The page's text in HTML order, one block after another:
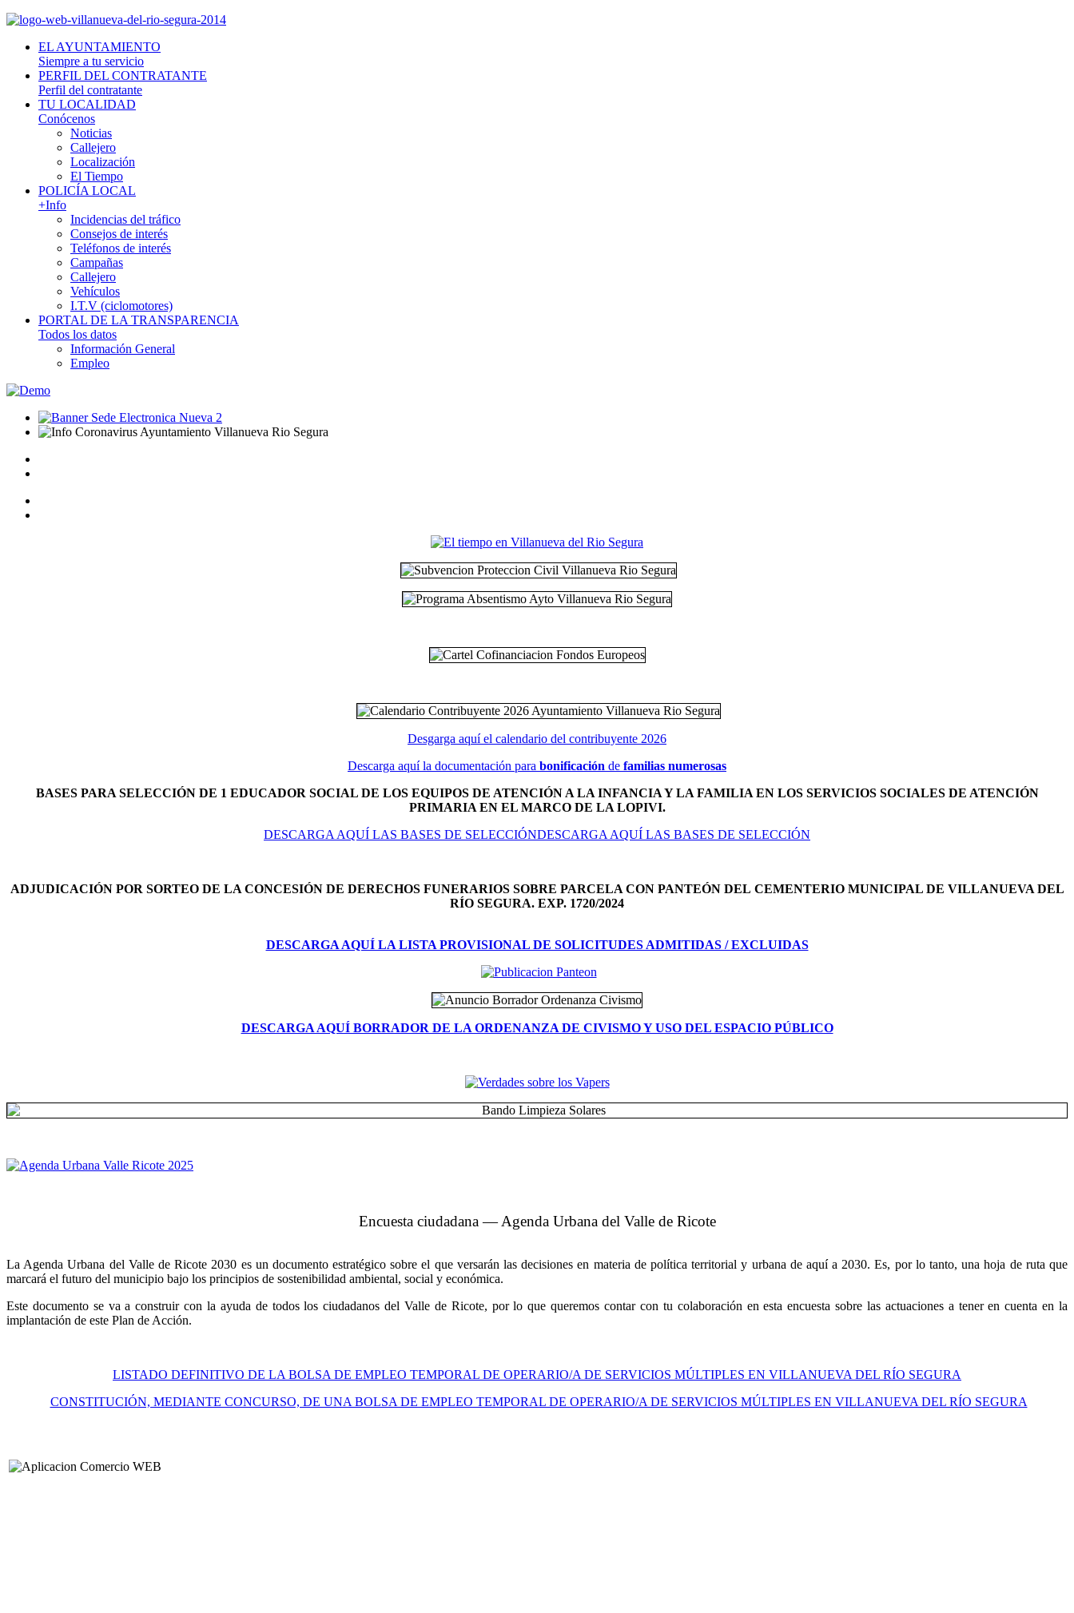
EL AYUNTAMIENTO
Siempre a tu servicio
PERFIL DEL CONTRATANTE
Perfil del contratante
TU LOCALIDAD
Conócenos
Noticias
Callejero
Localización
El Tiempo
POLICÍA LOCAL
+Info
Incidencias del tráfico
Consejos de interés
Teléfonos de interés
Campañas
Callejero
Vehículos
I.T.V (ciclomotores)
PORTAL DE LA TRANSPARENCIA
Todos los datos
Información General
Empleo
Desgarga aquí el calendario del contribuyente 2026
Descarga aquí la documentación para bonificación de familias numerosas
BASES PARA SELECCIÓN DE 1 EDUCADOR SOCIAL DE LOS EQUIPOS DE ATENCIÓN A LA INFANCIA Y LA FAMILIA EN LOS SERVICIOS SOCIALES DE ATENCIÓN
PRIMARIA EN EL MARCO DE LA LOPIVI.
DESCARGA AQUÍ LAS BASES DE SELECCIÓNDESCARGA AQUÍ LAS BASES DE SELECCIÓN
ADJUDICACIÓN POR SORTEO DE LA CONCESIÓN DE DERECHOS FUNERARIOS SOBRE PARCELA CON PANTEÓN DEL CEMENTERIO MUNICIPAL DE VILLANUEVA DEL
RÍO SEGURA. EXP. 1720/2024
DESCARGA AQUÍ LA LISTA PROVISIONAL DE SOLICITUDES ADMITIDAS / EXCLUIDAS
DESCARGA AQUÍ BORRADOR DE LA ORDENANZA DE CIVISMO Y USO DEL ESPACIO PÚBLICO
Encuesta ciudadana — Agenda Urbana del Valle de Ricote
La Agenda Urbana del Valle de Ricote 2030 es un documento estratégico sobre el que versarán las decisiones en materia de política territorial y urbana de aquí a 2030. Es, por lo tanto, una hoja de ruta que
marcará el futuro del municipio bajo los principios de sostenibilidad ambiental, social y económica.
Este documento se va a construir con la ayuda de todos los ciudadanos del Valle de Ricote, por lo que queremos contar con tu colaboración en esta encuesta sobre las actuaciones a tener en cuenta en la
implantación de este Plan de Acción.
LISTADO DEFINITIVO DE LA BOLSA DE EMPLEO TEMPORAL DE OPERARIO/A DE SERVICIOS MÚLTIPLES EN VILLANUEVA DEL RÍO SEGURA
CONSTITUCIÓN, MEDIANTE CONCURSO, DE UNA BOLSA DE EMPLEO TEMPORAL DE OPERARIO/A DE SERVICIOS MÚLTIPLES EN VILLANUEVA DEL RÍO SEGURA